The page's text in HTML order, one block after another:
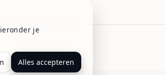
je
Alles accepteren